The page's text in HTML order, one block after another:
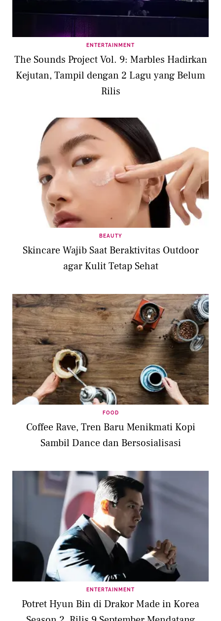
ENTERTAINMENT
The Sounds Project Vol. 9: Marbles Hadirkan
Kejutan, Tampil dengan 2 Lagu yang Belum
Rilis
BEAUTY
Skincare Wajib Saat Beraktivitas Outdoor
agar Kulit Tetap Sehat
FOOD
Coffee Rave, Tren Baru Menikmati Kopi
Sambil Dance dan Bersosialisasi
ENTERTAINMENT
Potret Hyun Bin di Drakor Made in Korea